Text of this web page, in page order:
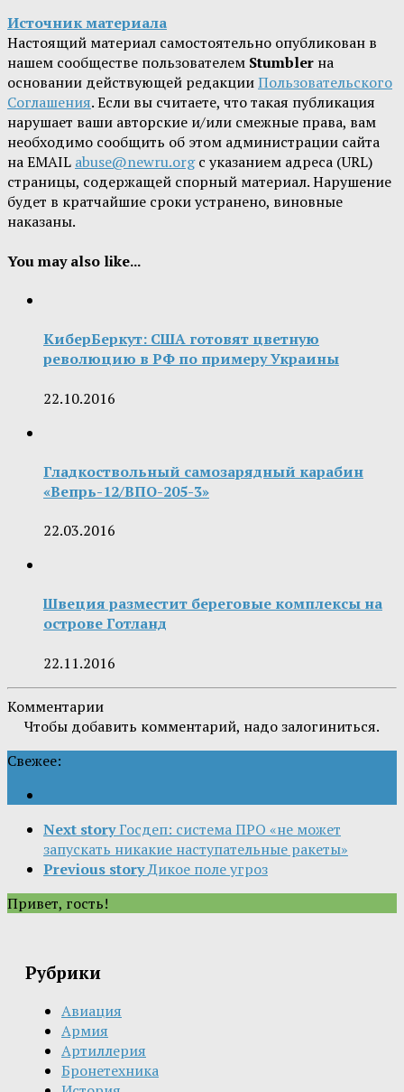
Источник материала
Настоящий материал самостоятельно опубликован в
нашем сообществе пользователем Stumbler на
основании действующей редакцииПользовательского
Соглашения. Если вы считаете, что такая публикация
нарушает ваши авторские и/или смежные права, вам
необходимо сообщить об этом администрации сайта
на EMAIL abuse@newru.orgс указанием адреса (URL)
страницы, содержащей спорный материал. Нарушение
будет в кратчайшие сроки устранено, виновные
наказаны.
You may also like...
КиберБеркут: США готовят цветную
революцию в РФ по примеру Украины
22.10.2016
Гладкоствольный самозарядный карабин
«Вепрь-12/ВПО-205-3»
22.03.2016
Швеция разместит береговые комплексы на
острове Готланд
22.11.2016
Комментарии
Чтобы добавить комментарий, надо залогиниться.
Свежее:
Next storyГосдеп: система ПРО «не может
запускать никакие наступательные ракеты»
Previous storyДикое поле угроз
Привет, гость!
Рубрики
Авиация
Армия
Артиллерия
Бронетехника